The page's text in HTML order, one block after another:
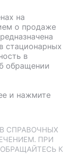
на
о продаже
стационарных
в
обращении
и нажмите
СПРАВОЧНЫХ
ПРИ
К